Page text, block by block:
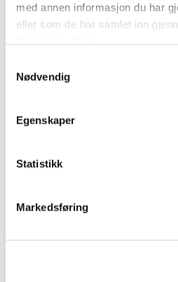
med annen informasjon du har
eller som de har samlet inn
Nødvendig
Egenskaper
Statistikk
Markedsføring
meg på grunn av stress… Vel,
tilhørighet plutselig veldig tynt
Jeg hadde aldri følt meg så
Det føles faktisk helt vilt å
som jeg gjør nå. Om ikke du
Ensomhet er en av vår tids
hva ensomhet er, innebærer
at den du betror deg til ikke
ensomheten, så du blir
forstå at ensomhet forsterker